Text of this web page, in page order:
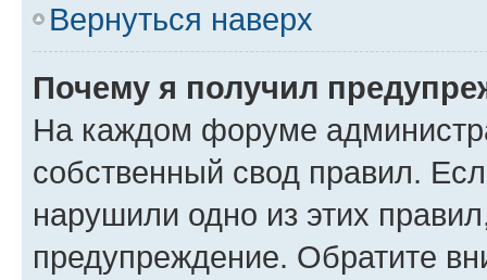
Вернуться наверх
Почему я получил
На каждом форуме
собственный свод правил.
нарушили одно из этих
предупреждение. Обратите